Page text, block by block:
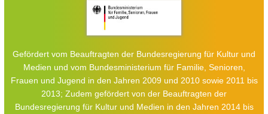
Gefördert vom Beauftragten der Bundesregierung für Kultur und
Medien und vom Bundesministerium für Familie, Senioren,
Frauen und Jugend in den Jahren 2009 und 2010 sowie 2011 bis
2013; Zudem gefördert von der Beauftragten der
Bundesregierung für Kultur und Medien in den Jahren 2014 bis